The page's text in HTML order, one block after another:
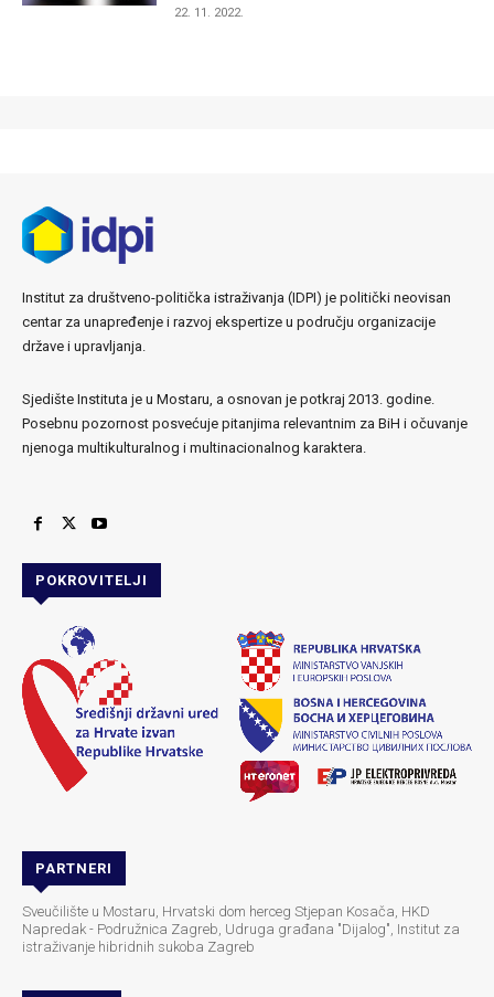
22. 11. 2022.
Institut za društveno-politička istraživanja (IDPI) je politički neovisan
centar za unapređenje i razvoj ekspertize u području organizacije
države i upravljanja.
Sjedište Instituta je u Mostaru, a osnovan je potkraj 2013. godine.
Posebnu pozornost posvećuje pitanjima relevantnim za BiH i očuvanje
njenoga multikulturalnog i multinacionalnog karaktera.
POKROVITELJI
PARTNERI
Sveučilište u Mostaru, Hrvatski dom herceg Stjepan Kosača, HKD
Napredak - Podružnica Zagreb, Udruga građana "Dijalog", Institut za
istraživanje hibridnih sukoba Zagreb